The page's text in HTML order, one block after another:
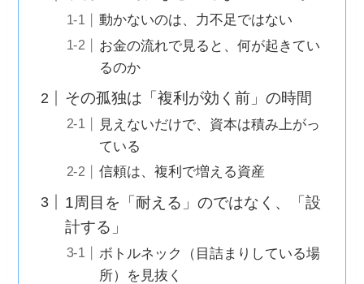
動かないのは、力不足ではない
お金の流れで見ると、何が起きてい
るのか
その孤独は「複利が効く前」の時間
見えないだけで、資本は積み上がっ
ている
信頼は、複利で増える資産
1周目を「耐える」のではなく、「設
計する」
ボトルネック（目詰まりしている場
所）を見抜く